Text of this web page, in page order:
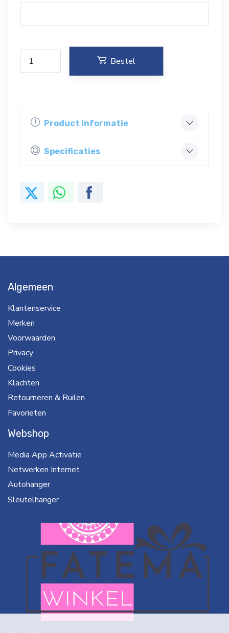
Bestel
Product Informatie
Specificaties
Algemeen
Klantenservice
Merken
Voorwaarden
Privacy
Cookies
Klachten
Retourneren & Ruilen
Favorieten
Webshop
Media App Activatie
Netwerken Internet
Autohanger
Sleutelhanger